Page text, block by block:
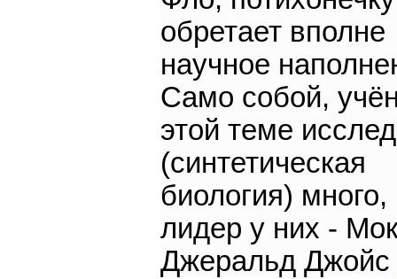
обретает вполне
научное
Само собой,
этой теме
(синтетическая
биология) много,
лидер у них -
Джеральд Джойс